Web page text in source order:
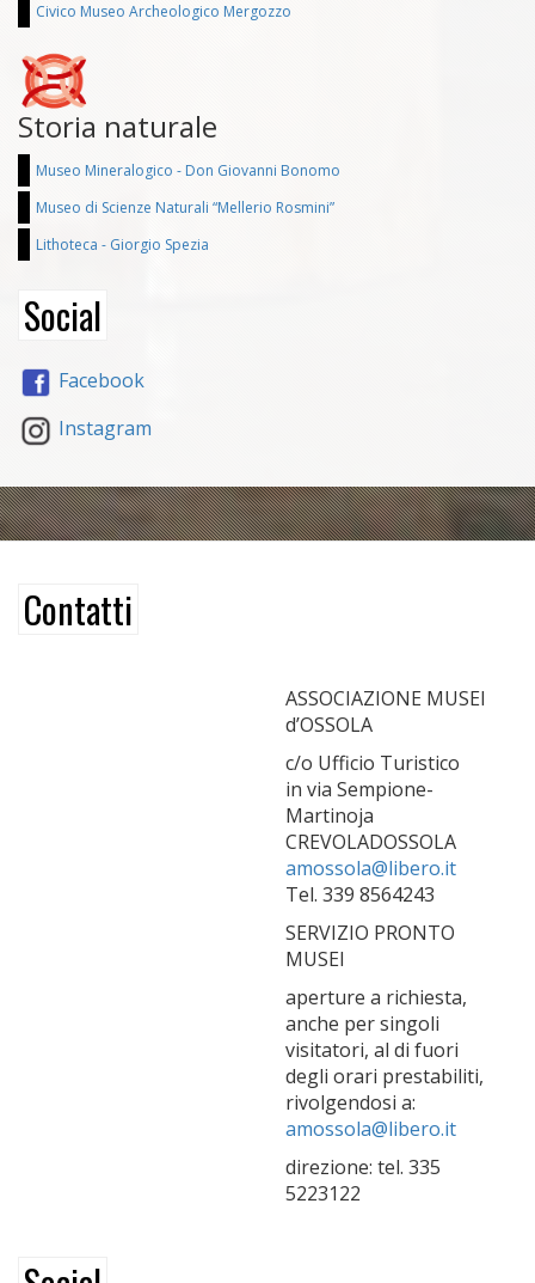
Civico Museo Archeologico Mergozzo
Storia naturale
Museo Mineralogico - Don Giovanni Bonomo
Museo di Scienze Naturali “Mellerio Rosmini”
Lithoteca - Giorgio Spezia
Social
Facebook
Instagram
Contatti
ASSOCIAZIONE MUSEI
d’OSSOLA
c/o Ufficio Turistico
in via Sempione-
Martinoja
CREVOLADOSSOLA
amossola@libero.it
Tel. 339 8564243
SERVIZIO PRONTO
MUSEI
aperture a richiesta,
anche per singoli
visitatori, al di fuori
degli orari prestabiliti,
rivolgendosi a:
amossola@libero.it
direzione: tel. 335
5223122